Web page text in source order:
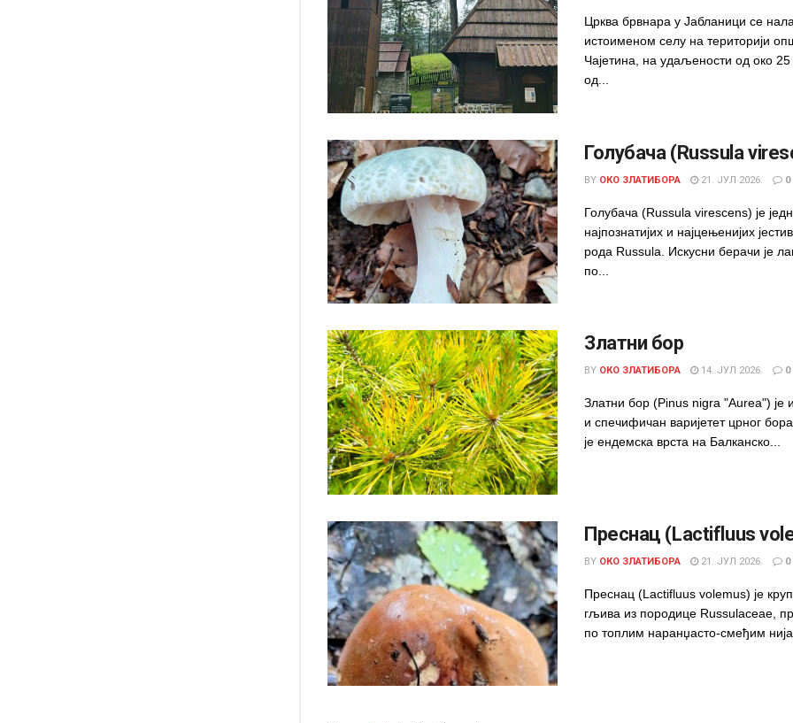
Црква брвнара у Јабланици се
истоименом селу на територији
Чајетина, на удаљености од око
од...
Голубача (Russula
BY ОКО ЗЛАТИБОРА 21. ЈУЛ 2026. 0
Голубача (Russula virescens) је
најпознатијих и најцењенијих
рода Russula. Искусни берачи је
по...
Златни бор
BY ОКО ЗЛАТИБОРА 14. ЈУЛ 2026. 0
Златни бор (Pinus nigra "Aurea") је
и спечифичан варијетет црног
је ендемска врста на Балканско...
Преснац (Lactifluus
BY ОКО ЗЛАТИБОРА 21. ЈУЛ 2026. 0
Преснац (Lactifluus volemus) је
гљива из породице Russulaceae,
по топлим наранџасто-смеђим